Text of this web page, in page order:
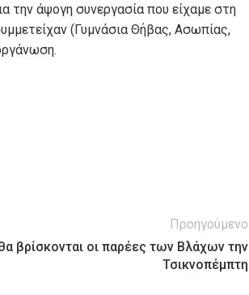
την άψογη συνεργασία που είχαμε στη
(Γυμνάσια Θήβας, Ασωπίας,
Προηγούμενο
βρίσκονται οι παρέες των Βλάχων την
Τσικνοπέμπτη